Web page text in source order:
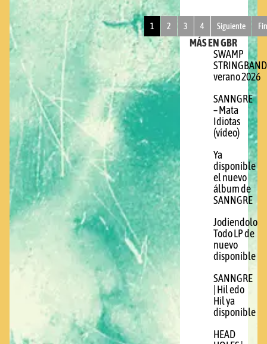
1 2 3 4 Siguiente
MÁS EN GBR
SWAMP
STRINGBAND
verano 2026
SANNGRE
– Mata
Idiotas
(vídeo)
Ya
disponible
el nuevo
álbum de
SANNGRE
Jodiendolo
Todo LP de
nuevo
disponible
SANNGRE
| Hil edo
Hil ya
disponible
HEAD